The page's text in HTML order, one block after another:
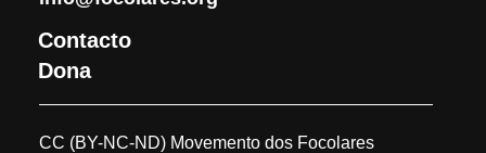
Contacto
Dona
CC (BY-NC-ND) Movemento dos Focolares